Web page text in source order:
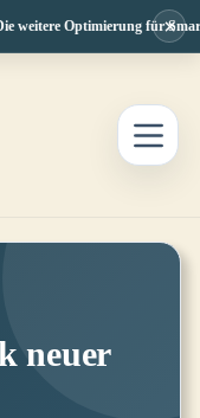
Optimierung für ×
neuer